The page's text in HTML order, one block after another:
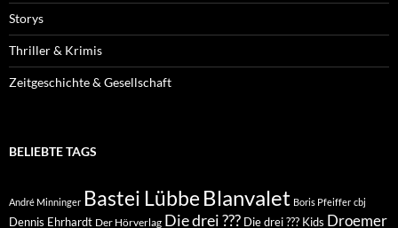
Storys
Thriller & Krimis
Zeitgeschichte & Gesellschaft
BELIEBTE TAGS
André Minninger Bastei Lübbe Blanvalet Boris Pfeiffer cbj
Dennis Ehrhardt Der Hörverlag Die drei ??? Die drei ??? Kids Droemer